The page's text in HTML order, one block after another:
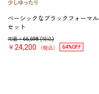
ベーシックなブラックフォーマ
セット
定価￥66,698(税込)
￥24,200 （税込） 64%OFF